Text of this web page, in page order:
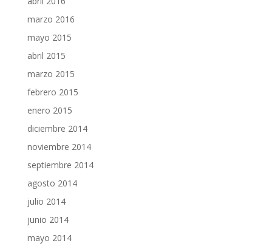
marzo 2016
mayo 2015
abril 2015
marzo 2015
febrero 2015
enero 2015
diciembre 2014
noviembre 2014
septiembre 2014
agosto 2014
julio 2014
junio 2014
mayo 2014